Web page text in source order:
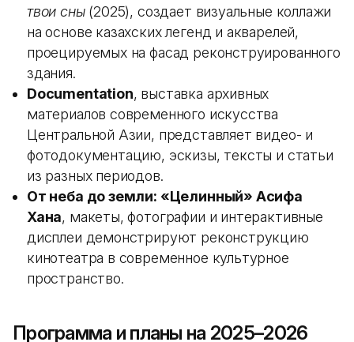
твои сны(2025), создает визуальные коллажи
на основе казахских легенд и акварелей,
проецируемых на фасад реконструированного
здания.
Documentation, выставка архивных
материалов современного искусства
Центральной Азии, представляет видео- и
фотодокументацию, эскизы, тексты и статьи
из разных периодов.
От неба до земли: «Целинный» Асифа
Хана, макеты, фотографии и интерактивные
дисплеи демонстрируют реконструкцию
кинотеатра в современное культурное
пространство.
Программа и планы на 2025–2026